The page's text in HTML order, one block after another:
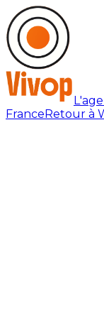
FranceRetour à